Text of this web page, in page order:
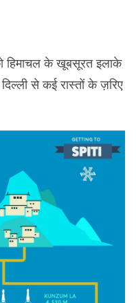
के खूबसूरत इलाके
से कई रास्तों के ज़रिए